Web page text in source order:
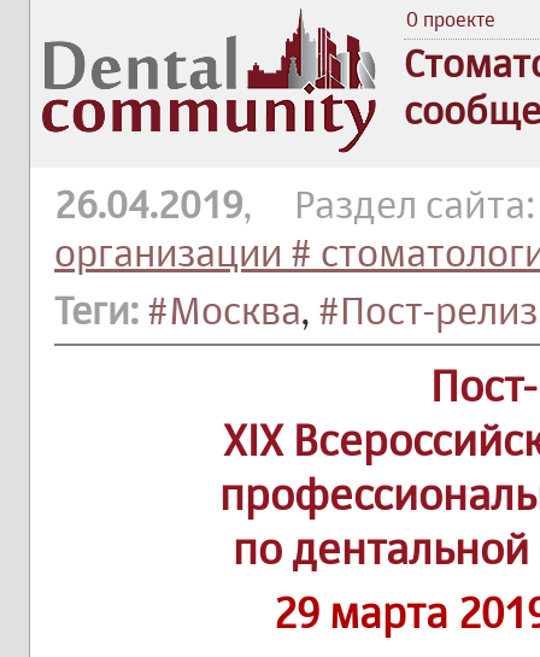
О проекте
26.04.2019, Раздел
организации #
Теги: #Москва, #Пост-
XIX
по
29 марта